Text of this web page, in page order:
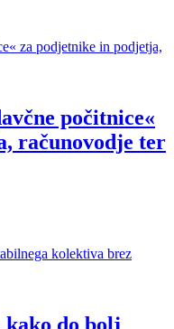
za podjetnike in podjetja,
počitnice«
računovodje ter
kolektiva brez
kako do bolj